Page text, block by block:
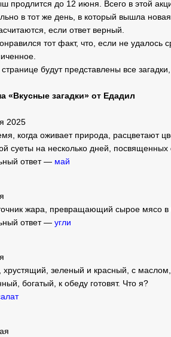
продлится до 12 июня. Всего в этой
в тот же день, в который вышла
если ответ верный.
тот факт, что, если не удалось
будут представлены все
«Вкусные загадки» от Едадил
2025
когда оживает природа, расцветают
суеты на несколько дней,
ответ — май
жара, превращающий сырое мясо в
ответ — угли
зеленый и красный, с
богатый, к обеду готовят. Что я?